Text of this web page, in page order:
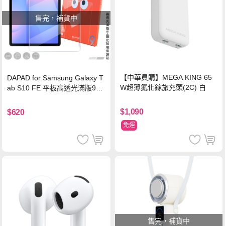
售完，補貨中
DAPAD for Samsung Galaxy T
ab S10 FE 平板高透光滿版9H
$620
【中華員購】MEGA KING 65
W超薄氮化鎵旅充頭(2C) 白
$1,090
免運
售完，補貨中